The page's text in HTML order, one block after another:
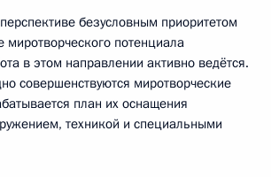
безусловным приоритетом
миротворческого потенциала
в этом направлении активно ведётся.
совершенствуются миротворческие
план их оснащения
техникой и специальными